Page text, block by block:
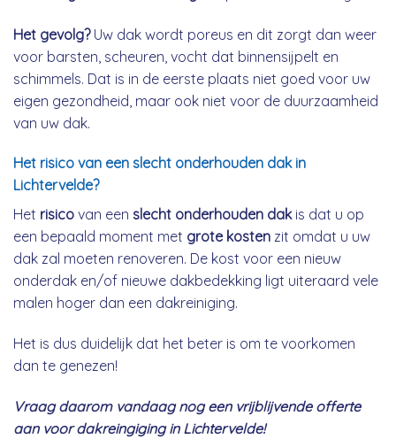
Het gevolg?Uw dak wordt poreus en dit zorgt dan weer
voor barsten, scheuren, vocht dat binnensijpelt en
schimmels. Dat is in de eerste plaats niet goed voor uw
eigen gezondheid, maar ook niet voor de duurzaamheid
van uw dak.
Het risico van een slecht onderhouden dak in
Lichtervelde?
Het risico van een slecht onderhouden dakis dat u op
een bepaald moment met grote kosten zit omdat u uw
dak zal moeten renoveren. De kost voor een nieuw
onderdak en/of nieuwe dakbedekking ligt uiteraard vele
malen hoger dan een dakreiniging.
Het is dus duidelijk dat het beter is om te voorkomen
dan te genezen!
Vraag daarom vandaag nog een vrijblijvende offerte
aan voor dakreingiging in Lichtervelde!